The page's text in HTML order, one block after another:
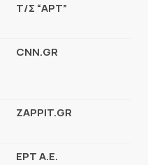
Τ/Σ “ΑΡΤ”
CNN.GR
ZAPPIT.GR
ΕΡΤ Α.Ε.